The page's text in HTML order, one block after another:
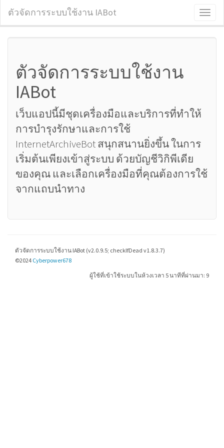
ตัวจัดการระบบใช้งาน IABot
ตัวจัดการระบบใช้งาน
IABot
เว็บแอปนี้มีชุดเครื่องมือและบริการที่ทำให้
การบำรุงรักษาและการใช้
InternetArchiveBot สนุกสนานยิ่งขึ้น ในการ
เริ่มต้นเพียงเข้าสู่ระบบ ด้วยบัญชีวิกิพีเดีย
ของคุณ และเลือกเครื่องมือที่คุณต้องการใช้
จากแถบนำทาง
ตัวจัดการระบบใช้งาน IABot (v2.0.9.5; checkIfDead v1.8.3.7)
©2024 Cyberpower678
ผู้ใช้ที่เข้าใช้ระบบในห้วงเวลา 5 นาทีที่ผ่านมา: 9